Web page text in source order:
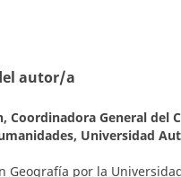
autor/a
Coordinadora General del
Universidad
Geografía por la